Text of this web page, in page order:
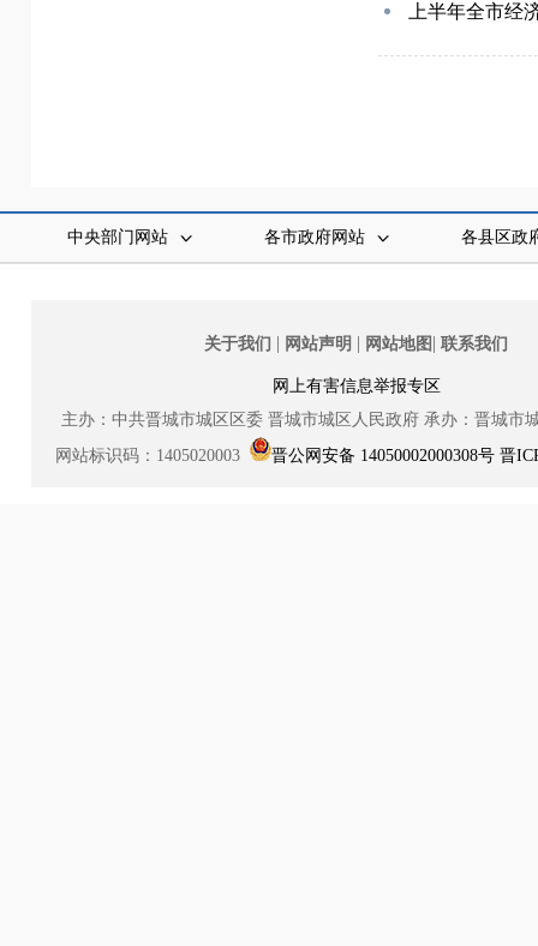
上半年全市经
中央部门网站 各市政府网站 各县区政
关于我们 | 网站声明 | 网站地图 | 联系我们
网上有害信息举报专区
主办：中共晋城市城区区委 晋城市城区人民政府 承办：晋城市
网站标识码：1405020003
晋公网安备 14050002000308号 晋